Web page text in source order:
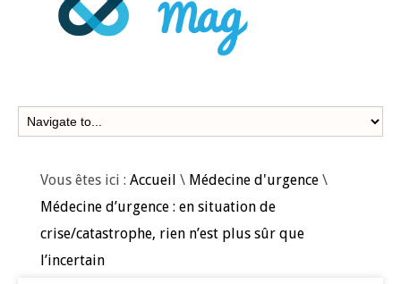
Vous êtes ici : Accueil \ Médecine d'urgence \
Médecine d’urgence : en situation de
crise/catastrophe, rien n’est plus sûr que
l’incertain